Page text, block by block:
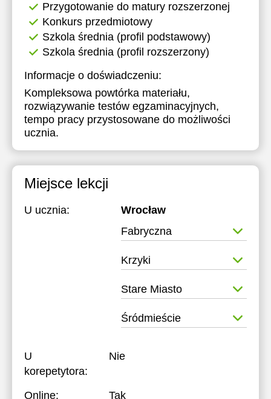
Przygotowanie do matury rozszerzonej
Konkurs przedmiotowy
Szkola średnia (profil podstawowy)
Szkola średnia (profil rozszerzony)
Informacje o doświadczeniu:
Kompleksowa powtórka materiału,
rozwiązywanie testów egzaminacyjnych,
tempo pracy przystosowane do możliwości
ucznia.
Miejsce lekcji
U ucznia:
Wrocław
Fabryczna
Krzyki
Stare Miasto
Śródmieście
U
korepetytora:
Nie
Online: Tak